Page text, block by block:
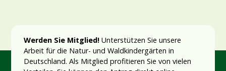
Werden Sie Mitglied!Unterstützen Sie unsere
Arbeit für die Natur- und Waldkindergärten in
Deutschland. Als Mitglied profitieren Sie von vielen